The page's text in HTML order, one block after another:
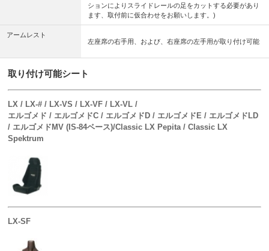
ションによりスライドレールの足をカットする必要があり
ます、取付前に仮合わせをお願いします。)
アームレスト
左座席の右手用、および、右座席の左手用が取り付け可能
取り付け可能シート
LX / LX-# / LX-VS / LX-VF / LX-VL /
エルゴメド / エルゴメドC / エルゴメドD / エルゴメドE / エルゴメドLD
/ エルゴメドMV (IS-84ベース)/Classic LX Pepita / Classic LX
Spektrum
LX-SF